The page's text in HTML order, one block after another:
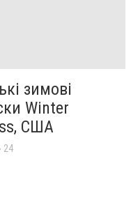
зимові
Winter
США
24